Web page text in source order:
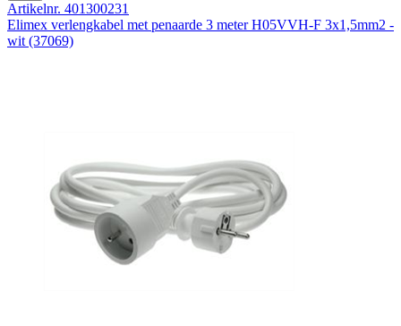
Artikelnr. 401300231
Elimex verlengkabel met penaarde 3 meter H05VVH-F 3x1,5mm2 -
wit (37069)